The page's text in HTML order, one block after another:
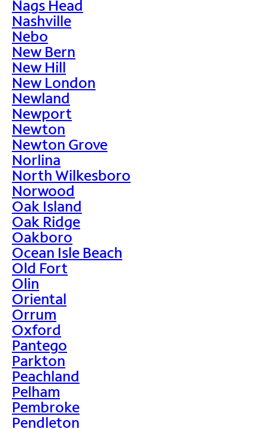
Nags Head
Nashville
Nebo
New Bern
New Hill
New London
Newland
Newport
Newton
Newton Grove
Norlina
North Wilkesboro
Norwood
Oak Island
Oak Ridge
Oakboro
Ocean Isle Beach
Old Fort
Olin
Oriental
Orrum
Oxford
Pantego
Parkton
Peachland
Pelham
Pembroke
Pendleton